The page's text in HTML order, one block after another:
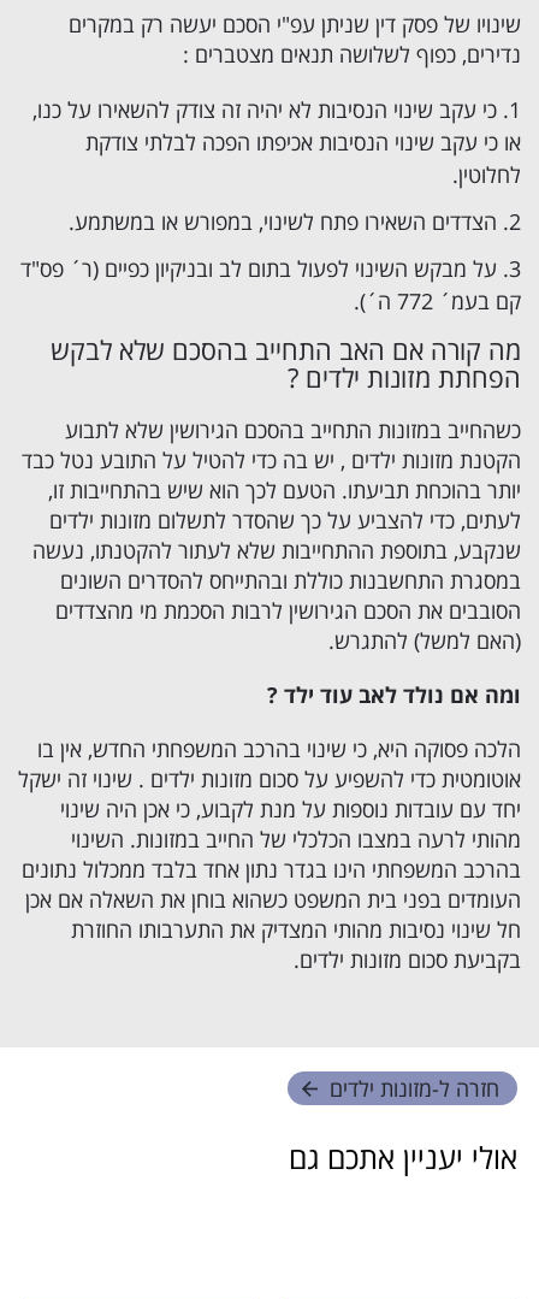
שינויו של פסק דין שניתן עפ"י הסכם יעשה רק במקרים
נדירים, כפוף לשלושה תנאים מצטברים :
כי עקב שינוי הנסיבות לא יהיה זה צודק להשאירו על כנו,
או כי עקב שינוי הנסיבות אכיפתו הפכה לבלתי צודקת
לחלוטין.
הצדדים השאירו פתח לשינוי, במפורש או במשתמע.
על מבקש השינוי לפעול בתום לב ובניקיון כפיים (ר´ פס"ד
קם בעמ´ 772 ה´).
מה קורה אם האב התחייב בהסכם שלא לבקש
הפחתת מזונות ילדים ?
כשהחייב במזונות התחייב בהסכם הגירושין שלא לתבוע
הקטנת מזונות ילדים , יש בה כדי להטיל על התובע נטל כבד
יותר בהוכחת תביעתו. הטעם לכך הוא שיש בהתחייבות זו,
לעתים, כדי להצביע על כך שהסדר לתשלום מזונות ילדים
שנקבע, בתוספת ההתחייבות שלא לעתור להקטנתו, נעשה
במסגרת התחשבנות כוללת ובהתייחס להסדרים השונים
הסובבים את הסכם הגירושין לרבות הסכמת מי מהצדדים
(האם למשל) להתגרש.
ומה אם נולד לאב עוד ילד ?
הלכה פסוקה היא, כי שינוי בהרכב המשפחתי החדש, אין בו
אוטומטית כדי להשפיע על סכום מזונות ילדים . שינוי זה ישקל
יחד עם עובדות נוספות על מנת לקבוע, כי אכן היה שינוי
מהותי לרעה במצבו הכלכלי של החייב במזונות. השינוי
בהרכב המשפחתי הינו בגדר נתון אחד בלבד ממכלול נתונים
העומדים בפני בית המשפט כשהוא בוחן את השאלה אם אכן
חל שינוי נסיבות מהותי המצדיק את התערבותו החוזרת
בקביעת סכום מזונות ילדים.
חזרה ל-מזונות ילדים
אולי יעניין אתכם גם